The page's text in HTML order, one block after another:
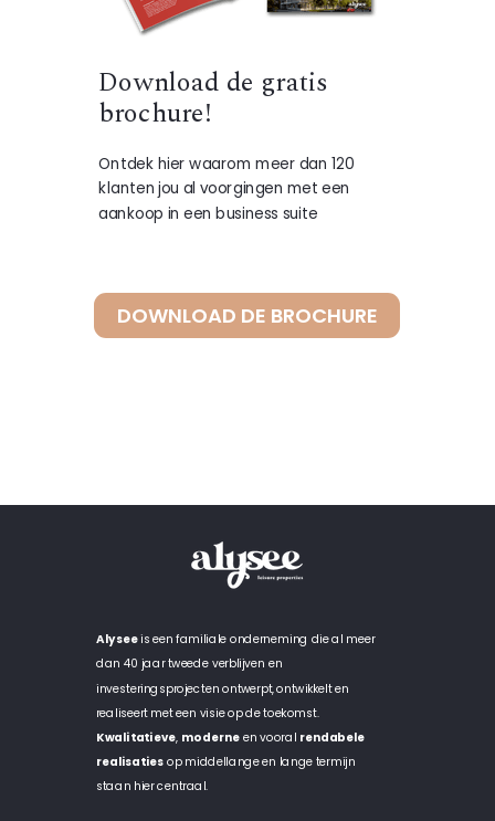
Download de gratis
brochure!
Ontdek hier waarom meer dan 120
klanten jou al voorgingen met een
aankoop in een business suite
DOWNLOAD DE BROCHURE
Alyseeis een familiale onderneming die al meer
dan 40 jaar tweede verblijven en
investeringsprojecten ontwerpt, ontwikkelt en
realiseert met een visie op de toekomst.
Kwalitatieve, moderne en vooral rendabele
realisaties op middellange en lange termijn
staan hier centraal.